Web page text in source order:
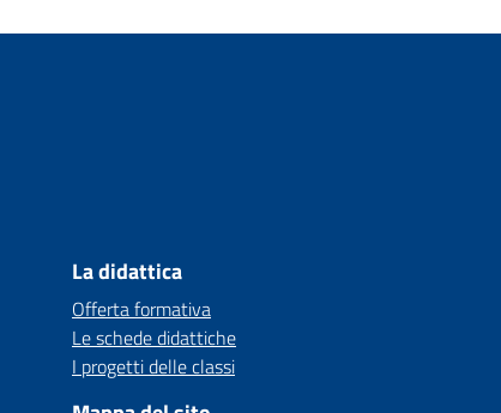
La didattica
Offerta formativa
Le schede didattiche
I progetti delle classi